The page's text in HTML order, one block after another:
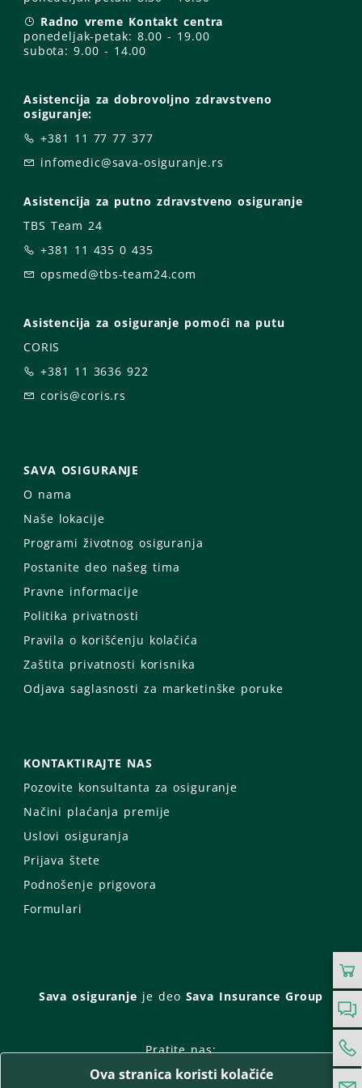
Radno vreme Kontakt centra
ponedeljak-petak: 8.00 - 19.00
subota: 9.00 - 14.00
Asistencija za dobrovoljno zdravstveno
osiguranje:
+381 11 77 77 377
infomedic@sava-osiguranje.rs
Asistencija za putno zdravstveno osiguranje
TBS Team 24
+381 11 435 0 435
opsmed@tbs-team24.com
Asistencija za osiguranje pomoći na putu
CORIS
+381 11 3636 922
coris@coris.rs
SAVA OSIGURANJE
O nama
Naše lokacije
Programi životnog osiguranja
Postanite deo našeg tima
Pravne informacije
Politika privatnosti
Pravila o korišćenju kolačića
Zaštita privatnosti korisnika
Odjava saglasnosti za marketinške poruke
KONTAKTIRAJTE NAS
Pozovite konsultanta za osiguranje
Načini plaćanja premije
Uslovi osiguranja
Prijava štete
Podnošenje prigovora
Formulari
Sava osiguranje je deo Sava Insurance Group
Pratite nas:
Facebook
Instagram
Ova stranica koristi kolačiće